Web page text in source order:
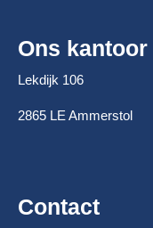
Ons kantoor
Lekdijk 106
2865 LE Ammerstol
Contact